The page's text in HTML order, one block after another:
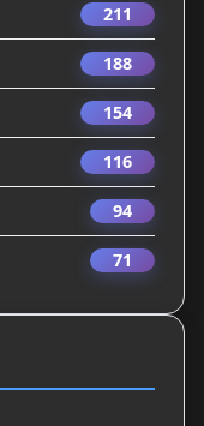
211
188
154
116
94
71